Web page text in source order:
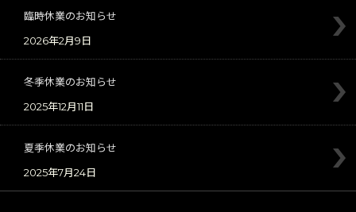
臨時休業のお知らせ
2026年2月9日
冬季休業のお知らせ
2025年12月11日
夏季休業のお知らせ
2025年7月24日